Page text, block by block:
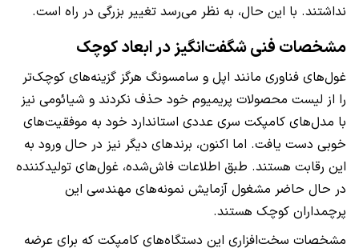
نداشتند. با این حال، به نظر می‌رسد تغییر بزرگی در راه است.
مشخصات فنی شگفت‌انگیز در ابعاد کوچک
غول‌های فناوری مانند اپل و سامسونگ هرگز گزینه‌های کوچک‌تر
را از لیست محصولات پریمیوم خود حذف نکردند و شیائومی نیز
با مدل‌های کامپکت سری عددی استاندارد خود به موفقیت‌های
خوبی دست یافت. اما اکنون، برندهای دیگر نیز در حال ورود به
این رقابت هستند. طبق اطلاعات فاش‌شده، غول‌های تولیدکننده
در حال حاضر مشغول آزمایش نمونه‌های مهندسی این
پرچمداران کوچک هستند.
مشخصات سخت‌افزاری این دستگاه‌های کامپکت که برای عرضه